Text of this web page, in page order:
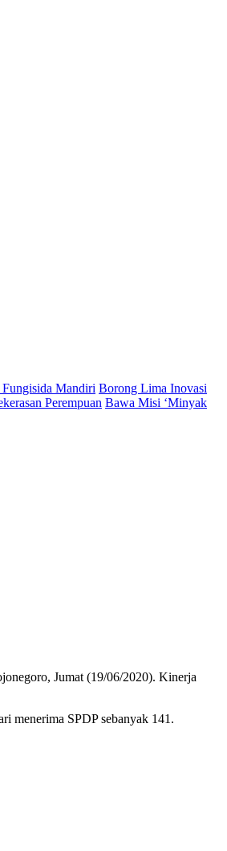
Mandiri Borong Lima Inovasi
Perempuan Bawa Misi ‘Minyak
Jumat (19/06/2020). Kinerja
menerima SPDP sebanyak 141.